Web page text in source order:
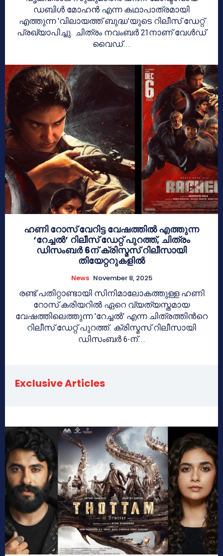
ഡബിൾ മോഹൻ എന്ന കഥാപാത്രമായി
എത്തുന്ന 'വിലായത്ത് ബുദ്ധ'യുടെ റിലീസ് ഡേറ്റ്
പ്രഖ്യാപിച്ചു. ചിത്രം നവംബർ 21നാണ് വേൾഡ്
വൈഡ്...
ഹണി റോസ് വേറിട്ട വേഷത്തിൽ എത്തുന്ന
‘റേച്ചൽ’ റിലീസ് ഡേറ്റ് പുറത്ത്, ചിത്രം
ഡിസംബർ 6ന് ക്രിസ്മസ് റിലീസായി
തിയേറ്ററുകളിൽ
News November 8, 2025
രണ്ട് പതിറ്റാണ്ടായി സിനിമാലോകത്തുള്ള ഹണി
റോസ് കരിയറിൽ ഏറെ വ്യത്യസ്തമായ
വേഷത്തിലെത്തുന്ന 'റേച്ചല്‍' എന്ന ചിത്രത്തിന്‍റെ
റിലീസ് ഡേറ്റ് പുറത്ത്. ക്രിസ്മസ് റിലീസായി
ഡിസംബർ 6-ന്...
Exclusive Articles